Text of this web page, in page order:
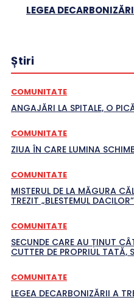
LEGEA
Știri
COMUNITATE
ANGAJĂRI LA SPITALE, O
COMUNITATE
ZIUA ÎN CARE LUMINA
COMUNITATE
MISTERUL DE LA MĂGURA
TREZIT „BLESTEMUL DACILOR”
COMUNITATE
SECUNDE CARE AU ȚINUT
CUTTER DE PROPRIUL TATĂ,
COMUNITATE
LEGEA DECARBONIZĂRII A